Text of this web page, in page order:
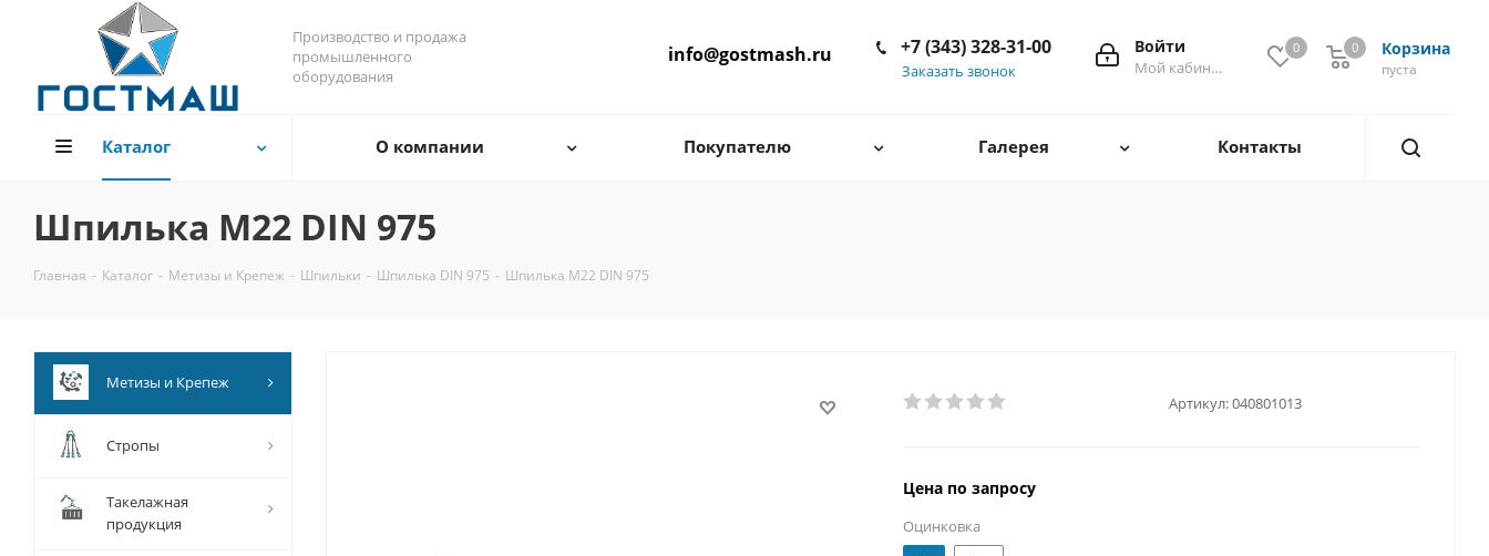
Производство и продажа
промышленного
оборудования
0 Корзина
0
пуста
0
Войти
Мой кабинет
+7 (343) 328-31-00
Заказать звонок
info@gostmash.ru
Каталог О компании Покупателю Галерея Контакты
Шпилька М22 DIN 975
Главная - Каталог - Метизы и Крепеж - Шпильки - Шпилька DIN 975 - Шпилька М22 DIN 975
Артикул:040801013
Цена по запросу
Оцинковка
Метизы и Крепеж
Стропы
Такелажная
продукция